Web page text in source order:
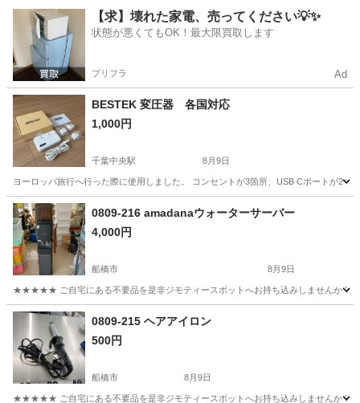
千葉 柏市 新柏駅 季節、空調家電
【求】壊れた家電、売ってください💡✨
状態が悪くてもOK！最大限買取します
プリフラ Ad
BESTEK 変圧器 各国対応
1,000円
千葉中央駅 8月9日
ヨーロッパ旅行へ行った際に使用しました。 コンセントが3箇所、USB Cポートが2
千葉 千葉市
0809-216 amadanaウォーターサーバー
4,000円
船橋市 8月9日
★★★★★ ご自宅にある不要品を是非ジモティースポットへお持ち込みしませんか？
千葉 船橋市 amadana
0809-215 ヘアアイロン
500円
船橋市 8月9日
★★★★★ ご自宅にある不要品を是非ジモティースポットへお持ち込みしませんか？